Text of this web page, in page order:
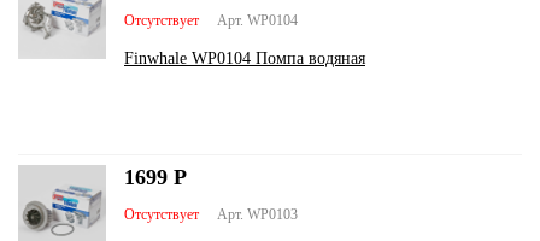
Арт. WP0104
Отсутствует
Finwhale WP0104 Помпа водяная
Арт. WP0103
Отсутствует
1699 Р